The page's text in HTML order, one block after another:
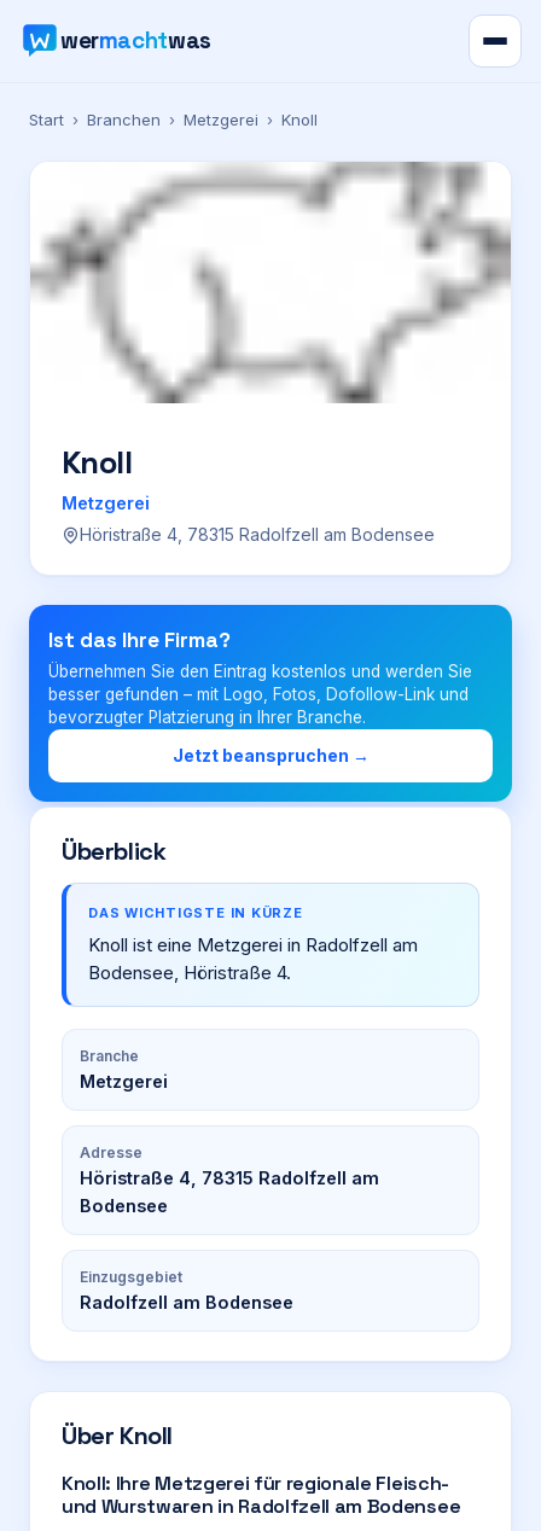
wermachtwas
Verzeichnis
News
Ratgeber
Preise
Für Firmen
Login
Firma eintragen
Start › Branchen › Metzgerei › Knoll
Knoll
Metzgerei
Höristraße 4, 78315 Radolfzell am Bodensee
Ist das Ihre Firma?
Übernehmen Sie den Eintrag kostenlos und werden Sie
besser gefunden – mit Logo, Fotos, Dofollow-Link und
bevorzugter Platzierung in Ihrer Branche.
Jetzt beanspruchen →
Überblick
DAS WICHTIGSTE IN KÜRZE
Knoll ist eine Metzgerei in Radolfzell am
Bodensee, Höristraße 4.
Branche
Metzgerei
Adresse
Höristraße 4, 78315 Radolfzell am
Bodensee
Einzugsgebiet
Radolfzell am Bodensee
Über Knoll
Knoll: Ihre Metzgerei für regionale Fleisch-
und Wurstwaren in Radolfzell am Bodensee